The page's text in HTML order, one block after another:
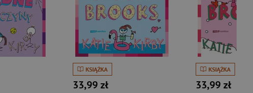
KSIĄŻKA
33,99 zł
KSIĄŻKA
33,99 zł